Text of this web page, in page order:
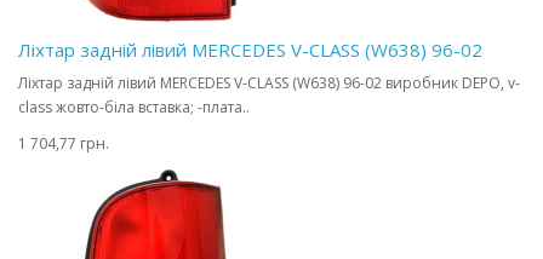
Ліхтар задній лівий MERCEDES V-CLASS (W638) 96-02
Ліхтар задній лівий MERCEDES V-CLASS (W638) 96-02 виробник DEPO, v-
class жовто-біла вставка; -плата..
1 704,77 грн.